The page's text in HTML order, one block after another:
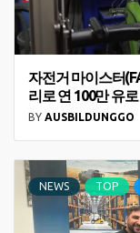
자전거 마이스터
리로 연 100만 유
BY AUSBILDUNGGO
NEWS TOP